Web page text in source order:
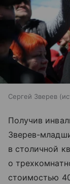
Сергей Зверев
Получив
Зверев-
в столичной
о
стоимостью